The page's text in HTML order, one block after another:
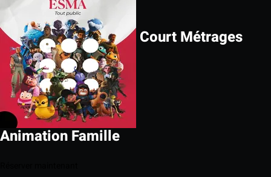
Court Métrages
Animation Famille